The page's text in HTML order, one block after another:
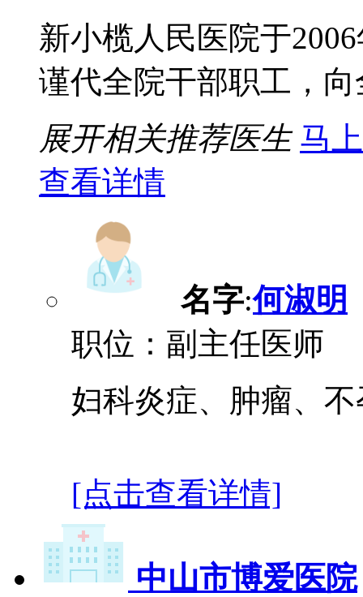
新小榄人民医院于
谨代全院干部职工，向
展开相关推荐医生 马
查看详情
名字:何淑明
职位：副主任医师
妇科炎症、肿瘤、
[点击查看详情]
中山市博爱医院